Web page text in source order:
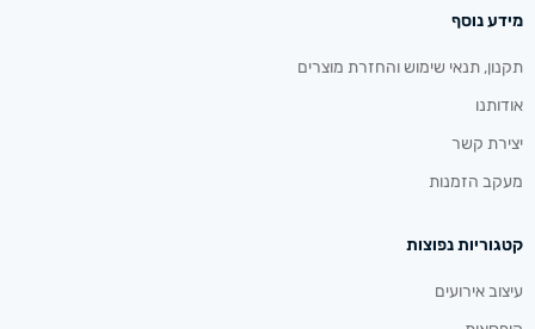
מידע נוסף
תקנון, תנאי שימוש והחזרת מוצרים
אודותנו
יצירת קשר
מעקב הזמנות
קטגוריות נפוצות
עיצוב אירועים